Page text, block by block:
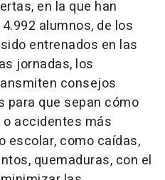
en la que han
alumnos, de los
entrenados en las
jornadas, los
consejos
para que sepan cómo
accidentes más
escolar, como caídas,
quemaduras, con el